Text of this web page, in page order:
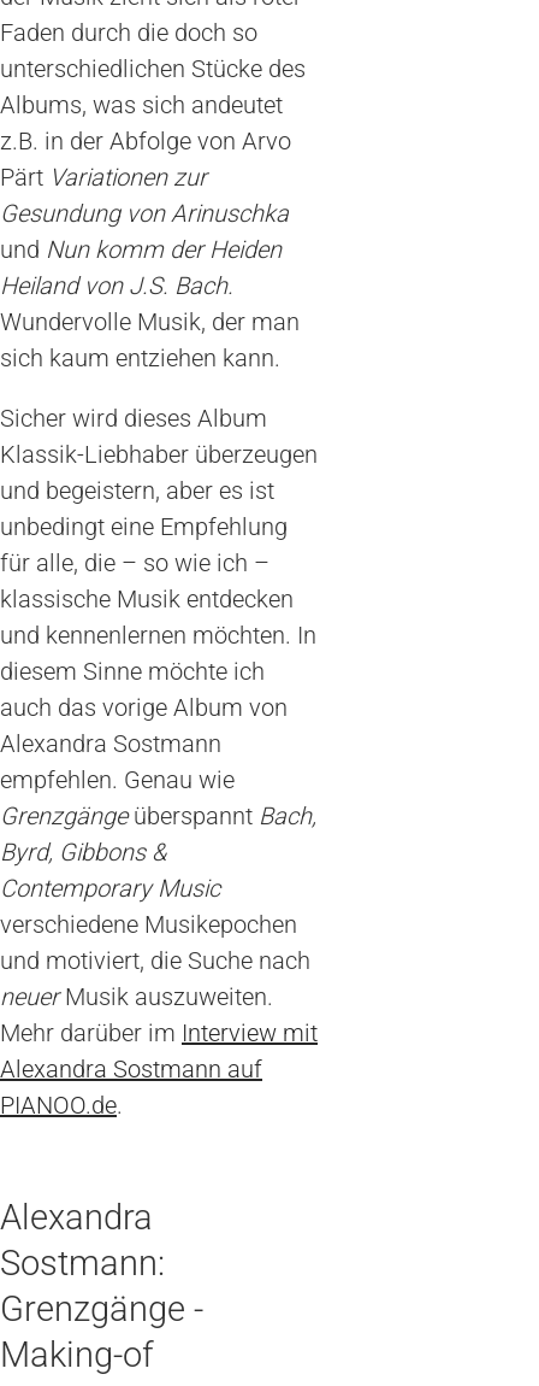
Faden durch die doch so
unterschiedlichen Stücke des
Albums, was sich andeutet
z.B. in der Abfolge von Arvo
Pärt Variationen zur
Gesundung von Arinuschka
und Nun komm der Heiden
Heiland von J.S. Bach.
Wundervolle Musik, der man
sich kaum entziehen kann.
Sicher wird dieses Album
Klassik-Liebhaber überzeugen
und begeistern, aber es ist
unbedingt eine Empfehlung
für alle, die – so wie ich –
klassische Musik entdecken
und kennenlernen möchten. In
diesem Sinne möchte ich
auch das vorige Album von
Alexandra Sostmann
empfehlen. Genau wie
Grenzgängeüberspannt Bach,
Byrd, Gibbons &
Contemporary Music
verschiedene Musikepochen
und motiviert, die Suche nach
neuerMusik auszuweiten.
Mehr darüber im Interview mit
Alexandra Sostmann auf
PIANOO.de.
Alexandra
Sostmann:
Grenzgänge -
Making-of